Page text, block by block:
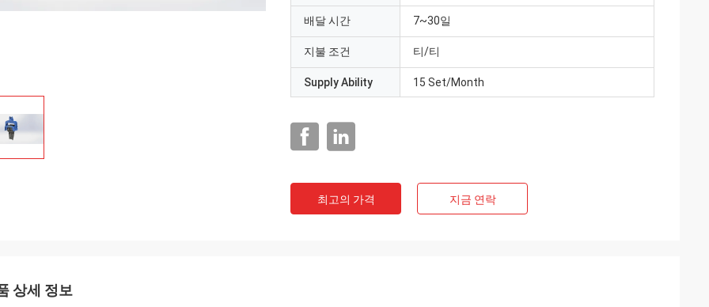
배달 시간 7~30일
지불 조건 티/티
Supply Ability 15 Set/Month
최고의 가격 지금 연락
상세 정보